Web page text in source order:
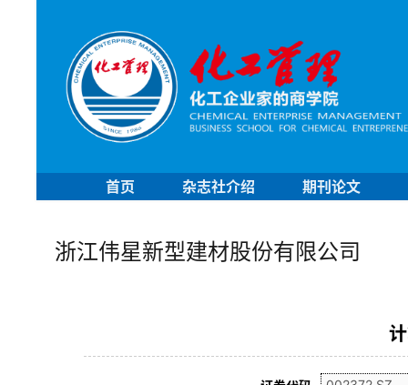
首页 杂志社介绍 期刊论文
浙江伟星新型建材股份有限公司